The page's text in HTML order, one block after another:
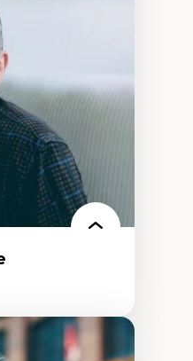
et électronique
des
à l’intelligence
machine et les
technologies